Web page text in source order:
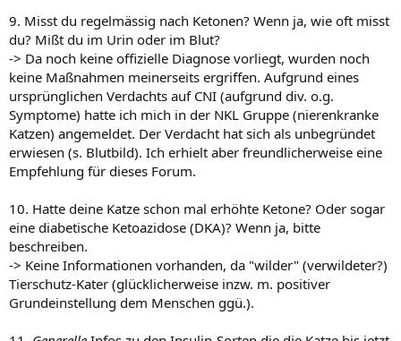
9. Misst du regelmässig nach Ketonen? Wenn ja, wie oft misst
du? Mißt du im Urin oder im Blut?
-> Da noch keine offizielle Diagnose vorliegt, wurden noch
keine Maßnahmen meinerseits ergriffen. Aufgrund eines
ursprünglichen Verdachts auf CNI (aufgrund div. o.g.
Symptome) hatte ich mich in der NKL Gruppe (nierenkranke
Katzen) angemeldet. Der Verdacht hat sich als unbegründet
erwiesen (s. Blutbild). Ich erhielt aber freundlicherweise eine
Empfehlung für dieses Forum.
10. Hatte deine Katze schon mal erhöhte Ketone? Oder sogar
eine diabetische Ketoazidose (DKA)? Wenn ja, bitte
beschreiben.
-> Keine Informationen vorhanden, da "wilder" (verwildeter?)
Tierschutz-Kater (glücklicherweise inzw. m. positiver
Grundeinstellung dem Menschen ggü.).